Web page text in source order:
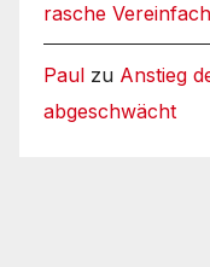
rasche
Paul zu Anstieg
abgeschwächt